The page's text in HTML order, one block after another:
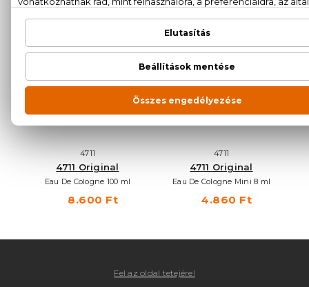
4711
4711 Original
Eau De Cologne 100 ml
8.600 Ft
4711
4711 Original
Eau De Cologne Mini 8 ml
4.860 Ft
Fel az oldal tetejére!